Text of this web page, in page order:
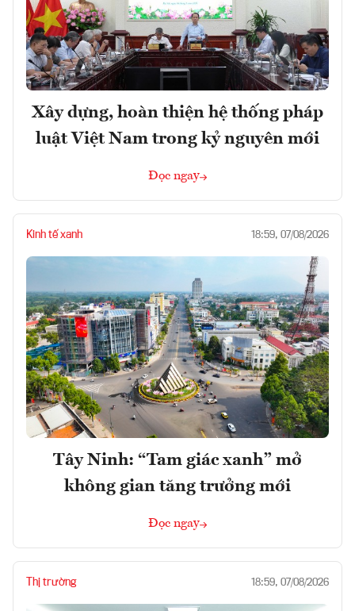
Xây dựng, hoàn thiện hệ thống pháp
luật Việt Nam trong kỷ nguyên mới
Đọc ngay
Kinh tế xanh 18:59, 07/08/2026
Tây Ninh: “Tam giác xanh” mở
không gian tăng trưởng mới
Đọc ngay
Thị trường 18:59, 07/08/2026